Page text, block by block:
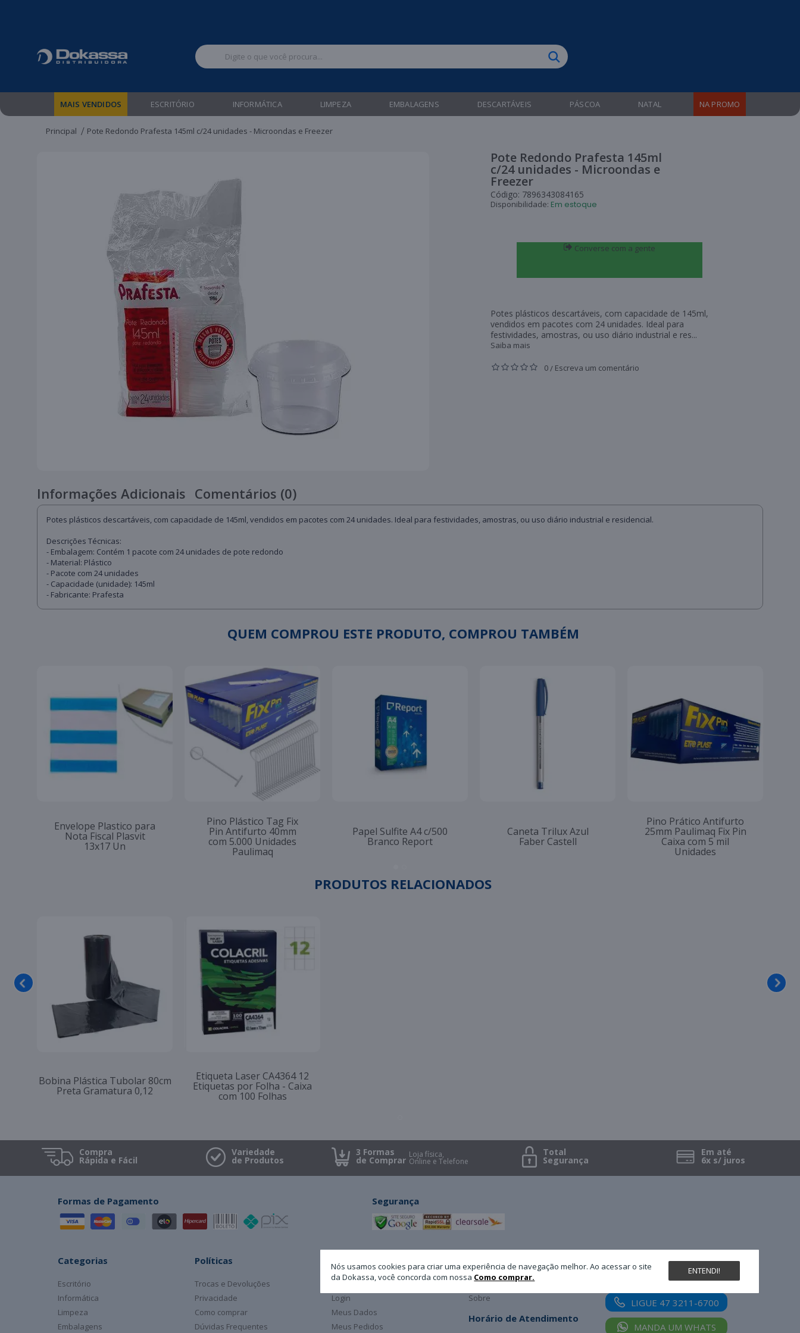
MAIS VENDIDOS ESCRITÓRIO INFORMÁTICA LIMPEZA EMBALAGENS DESCARTÁVEIS PÁSCOA NATAL NA PROMO
Principal Pote Redondo Prafesta 145ml c/24 unidades - Microondas e Freezer
Pote Redondo Prafesta 145ml
c/24 unidades - Microondas e
Freezer
Código: 7896343084165
Disponibilidade: Em estoque
Converse com a gente
Potes plásticos descartáveis, com capacidade de 145ml,
vendidos em pacotes com 24 unidades. Ideal para
festividades, amostras, ou uso diário industrial e res...
Saiba mais
0/ Escreva um comentário
Informações Adicionais Comentários (0)
Potes plásticos descartáveis, com capacidade de 145ml, vendidos em pacotes com 24 unidades. Ideal para festividades, amostras, ou uso diário industrial e residencial.
Descrições Técnicas:
- Embalagem: Contém 1 pacote com 24 unidades de pote redondo
- Material: Plástico
- Pacote com 24 unidades
- Capacidade (unidade): 145ml
- Fabricante: Prafesta
QUEM COMPROU ESTE PRODUTO, COMPROU TAMBÉM
Envelope Plastico para
Nota Fiscal Plasvit
13x17 Un
Pino Plástico Tag Fix
Pin Antifurto 40mm
com 5.000 Unidades
Paulimaq
Papel Sulfite A4 c/500
Branco Report
Caneta Trilux Azul
Faber Castell
Pino Prático Antifurto
25mm Paulimaq Fix Pin
Caixa com 5 mil
Unidades
PRODUTOS RELACIONADOS
Bobina Plástica Tubolar 80cm
Preta Gramatura 0,12
Etiqueta Laser CA4364 12
Etiquetas por Folha - Caixa
com 100 Folhas
Compra
Rápida e Fácil
Variedade
de Produtos
3 Formas
de Comprar Loja física,
Online e Telefone
Total
Segurança
Em até
6x s/ juros
Nós usamos cookies para criar uma experiência de navegação melhor. Ao acessar o site
da Dokassa, você concorda com nossa Como comprar.
ENTENDI!
Formas de Pagamento Segurança
Categorias
Escritório
Informática
Limpeza
Embalagens
Políticas
Trocas e Devoluções
Privacidade
Como comprar
Dúvidas Frequentes
Minha Conta
Cadastro
Login
Meus Dados
Meus Pedidos
A Dokassa
Atendimento
Sobre
Horário de Atendimento
Nossas redes sociais
LIGUE 47 3211-6700
MANDA UM WHATS